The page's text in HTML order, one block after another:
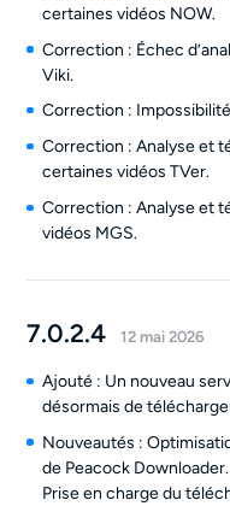
certaines vidéos NOW.
Correction : Échec
Viki.
Correction :
Correction : Analyse et
certaines vidéos TVer.
Correction : Analyse et
vidéos MGS.
7.0.2.4 12 mai 2026
Ajouté : Un nouveau
désormais de
Nouveautés :
de Peacock Downloader.
Prise en charge du